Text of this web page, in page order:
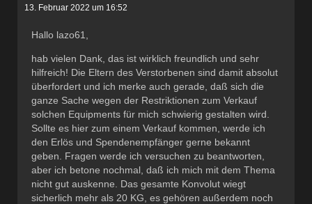
13. Februar 2022 um 16:52
Hallo lazo61,
hab vielen Dank, das ist wirklich freundlich und sehr
hilfreich! Die Eltern des Verstorbenen sind damit absolut
überfordert und ich merke auch gerade, daß sich die
ganze Sache wegen der Restriktionen zum Verkauf
solchen Equipments für mich schwierig gestalten wird.
Sollte es hier zum einem Verkauf kommen, werde ich
den Erlös und Spendenempfänger gerne bekannt
geben. Fragen werde ich versuchen zu beantworten,
aber ich betone nochmal, daß ich mich mit dem Thema
nicht gut auskenne. Das gesamte Konvolut wiegt
sicherlich mehr als 20 KG, es gehören außerdem noch